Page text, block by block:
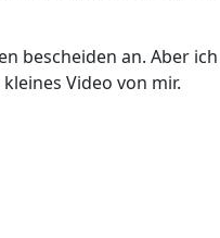
bescheiden an. Aber
Video von mir.